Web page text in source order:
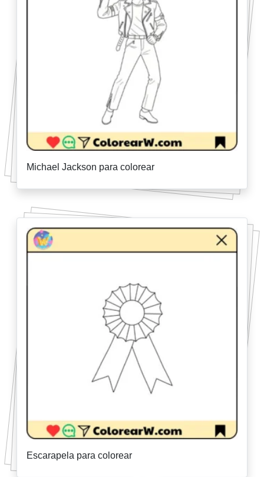
Michael Jackson para colorear
Escarapela para colorear